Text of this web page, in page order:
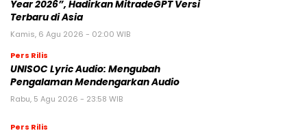
Year 2026”, Hadirkan MitradeGPT Versi
Terbaru di Asia
Kamis, 6 Agu 2026 - 02:00 WIB
Pers Rilis
UNISOC Lyric Audio: Mengubah
Pengalaman Mendengarkan Audio
Rabu, 5 Agu 2026 - 23:58 WIB
Pers Rilis